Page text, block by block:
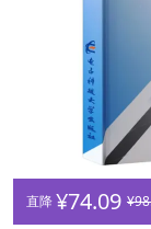
直降 ¥74.09 ¥